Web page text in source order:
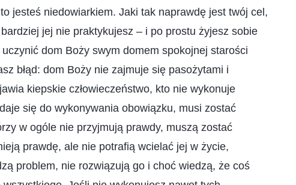
jesteś niedowiarkiem. Jaki tak naprawdę jest twój cel,
jej nie praktykujesz – i po prostu żyjesz sobie
dom Boży swym domem spokojnej starości
błąd: dom Boży nie zajmuje się pasożytami i
kiepskie człowieczeństwo, kto nie wykonuje
się do wykonywania obowiązku, musi zostać
w ogóle nie przyjmują prawdy, muszą zostać
prawdę, ale nie potrafią wcielać jej w życie,
problem, nie rozwiązują go i choć wiedzą, że coś